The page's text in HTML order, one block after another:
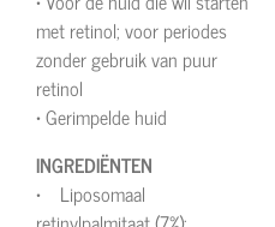
met retinol; voor periodes
zonder gebruik van puur
retinol
• Gerimpelde huid
INGREDIËNTEN
• Liposomaal